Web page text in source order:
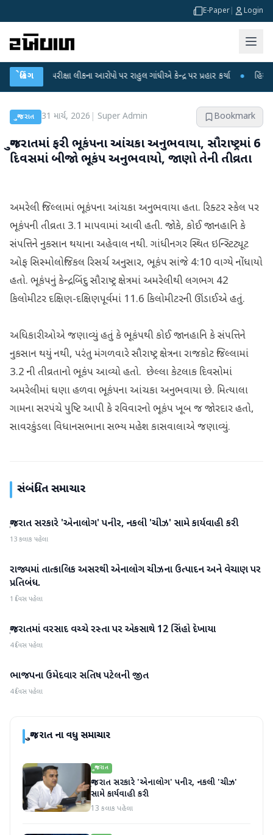
E-Paper Login
બ્રેકિંગ
NET પરીક્ષા લીકના આરોપો પર રાહુલ ગાંધીએ કેન્દ્ર પર પ્રહાર કર્યા ● હિંમતનગરમાં
ગુજરાત 31 માર્ચ, 2026 Super Admin Bookmark
ગુજરાતમાં ફરી ભૂકંપના આંચકા અનુભવાયા, સૌરાષ્ટ્રમાં 6
દિવસમાં બીજો ભૂકંપ અનુભવાયો, જાણો તેની તીવ્રતા
અમરેલી જિલ્લામાં ભૂકંપના આંચકા અનુભવાયા હતા. રિક્ટર સ્કેલ પર
ભૂકંપની તીવ્રતા 3.1 માપવામાં આવી હતી. જોકે, કોઈ જાનહાનિ કે
સંપત્તિને નુકસાન થયાના અહેવાલ નથી. ગાંધીનગર સ્થિત ઇન્સ્ટિટ્યૂટ
ઓફ સિસ્મોલોજિકલ રિસર્ચ અનુસાર, ભૂકંપ સાંજે 4:10 વાગ્યે નોંધાયો
હતો. ભૂકંપનું કેન્દ્રબિંદુ સૌરાષ્ટ્ર ક્ષેત્રમાં અમરેલીથી લગભગ 42
કિલોમીટર દક્ષિણ-દક્ષિણપૂર્વમાં 11.6 કિલોમીટરની ઊંડાઈએ હતું.
અધિકારીઓએ જણાવ્યું હતું કે ભૂકંપથી કોઈ જાનહાનિ કે સંપત્તિને
નુકસાન થયું નથી, પરંતુ મંગળવારે સૌરાષ્ટ્ર ક્ષેત્રના રાજકોટ જિલ્લામાં
3.2 ની તીવ્રતાનો ભૂકંપ આવ્યો હતો. છેલ્લા કેટલાક દિવસોમાં
અમરેલીમાં ઘણા હળવા ભૂકંપના આંચકા અનુભવાયા છે. મિત્યાલા
ગામના સરપંચે પુષ્ટિ આપી કે રવિવારનો ભૂકંપ ખૂબ જ જોરદાર હતો,
સાવરકુંડલા વિધાનસભાના સભ્ય મહેશ કાસવાલાએ જણાવ્યું.
સંબંધિત સમાચાર
ગુજરાત ગુજરાત સરકારે 'એનાલોગ' પનીર, નકલી 'ચીઝ' સામે કાર્યવાહી કરી
13 કલાક પહેલા
ગુજરાત
રાજ્યમાં તાત્કાલિક અસરથી એનાલોગ ચીઝના ઉત્પાદન અને વેચાણ પર
પ્રતિબંધ.
1 દિવસ પહેલા
ગુજરાત
ગુજરાતમાં વરસાદ વચ્ચે રસ્તા પર એકસાથે 12 સિંહો દેખાયા
4 દિવસ પહેલા
ગુજરાત
ભાજપના ઉમેદવાર સતિષ પટેલની જીત
4 દિવસ પહેલા
ગુજરાતના વધુ સમાચાર
ગુજરાત
ગુજરાત સરકારે 'એનાલોગ' પનીર, નકલી 'ચીઝ'
સામે કાર્યવાહી કરી
13 કલાક પહેલા